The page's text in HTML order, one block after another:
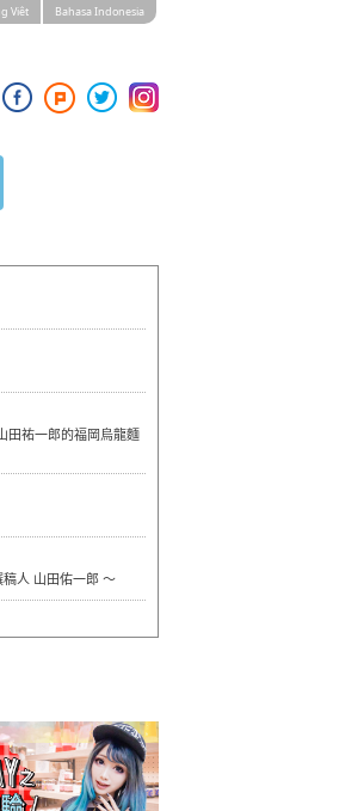
Viêt Bahasa Indonesia
田祐一郎的福岡烏龍麵
人 山田佑一郎 〜
素食主義者的菜單試
之旅 in 福岡市！